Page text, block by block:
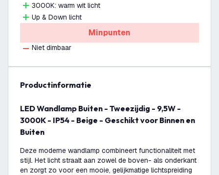
3000K: warm wit licht
Up & Down licht
Minpunten
Niet dimbaar
productinformatie
LED Wandlamp Buiten - Tweezijdig - 9,5W -
3000K - IP54 - Beige - Geschikt voor Binnen en
Buiten
Deze moderne wandlamp combineert functionaliteit met
stijl. Het licht straalt aan zowel de boven- als onderkant
en zorgt zo voor een mooie, gelijkmatige lichtspreiding